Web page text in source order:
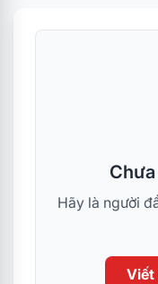
Hãy là người
Viết